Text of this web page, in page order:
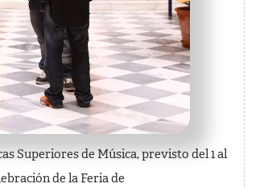
Superiores de Música, previsto del 1 al
de la Feria de